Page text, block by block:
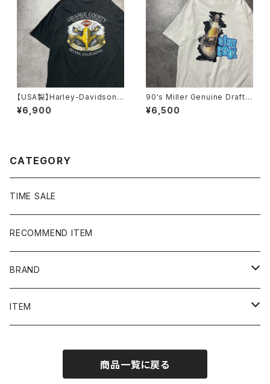
【USA製】Harley-Davidson
ハーレーダビッドソン 両面プリ
ント イーグル ブラック 黒
¥6,900
90's Miller Genuine Draft
フルーツオブザルームボディ
バックプリント シングルステッ
¥6,500
CATEGORY
TIME SALE
RECOMMEND ITEM
BRAND
NIKE
ITEM
商品一覧に戻る